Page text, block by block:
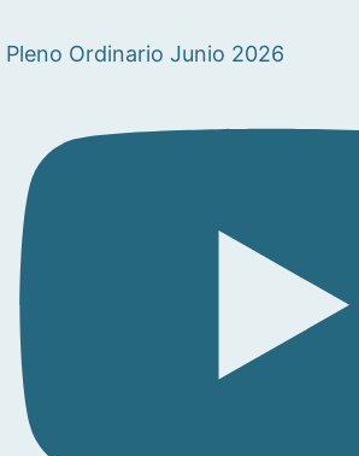
Pleno Ordinario Junio 2026